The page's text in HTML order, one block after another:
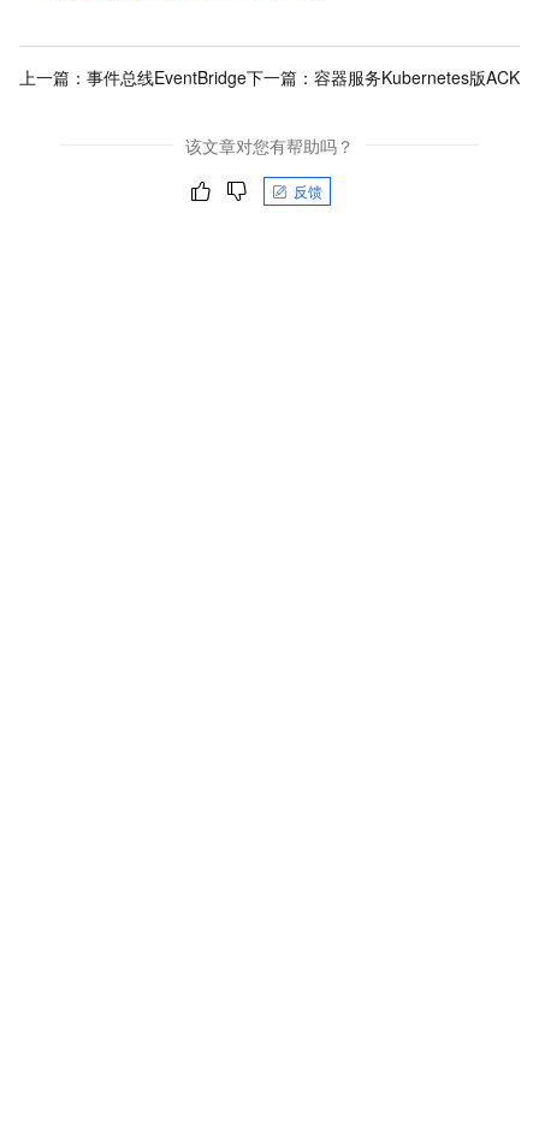
上一篇： 事件总线EventBridge下一篇： 容器服务Kubernetes版ACK
该文章对您有帮助吗？
反馈